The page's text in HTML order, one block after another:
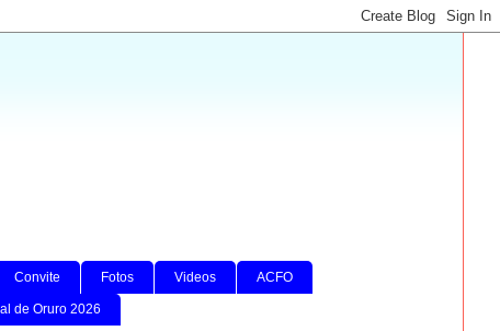
Convite Fotos Videos ACFO
de Oruro 2026